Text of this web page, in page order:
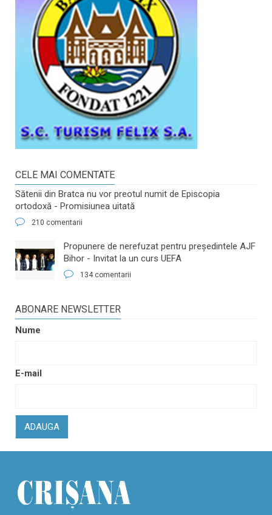
CELE MAI COMENTATE
Sătenii din Bratca nu vor preotul numit de Episcopia
ortodoxă - Promisiunea uitată
210 comentarii
​Propunere de nerefuzat pentru preşedintele AJF
Bihor - Invitat la un curs UEFA
134 comentarii
ABONARE NEWSLETTER
Nume
E-mail
ADAUGA